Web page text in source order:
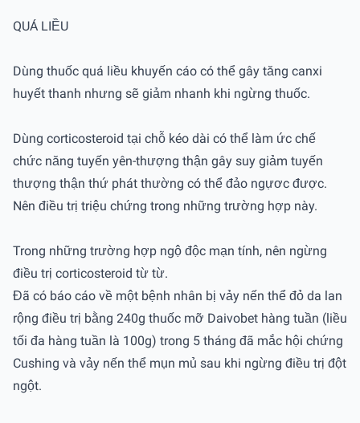
QUÁ LIỀU
Dùng thuốc quá liều khuyến cáo có thể gây tăng canxi
huyết thanh nhưng sẽ giảm nhanh khi ngừng thuốc.
Dùng corticosteroid tại chỗ kéo dài có thể làm ức chế
chức năng tuyến yên-thượng thận gây suy giảm tuyến
thượng thận thứ phát thường có thể đảo ngựơc được.
Nên điều trị triệu chứng trong những trường hợp này.
Trong những trường hợp ngộ độc mạn tính, nên ngừng
điều trị corticosteroid từ từ.
Đã có báo cáo về một bệnh nhân bị vảy nến thể đỏ da lan
rộng điều trị bằng 240g thuốc mỡ Daivobet hàng tuần (liều
tối đa hàng tuần là 100g) trong 5 tháng đã mắc hội chứng
Cushing và vảy nến thể mụn mủ sau khi ngừng điều trị đột
ngột.